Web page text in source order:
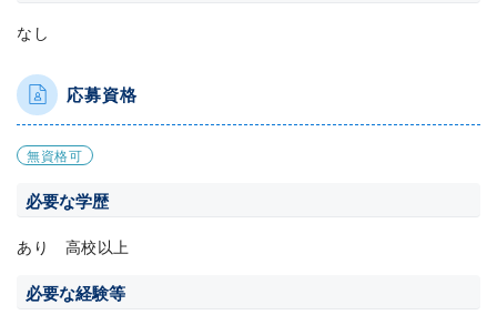
なし
応募資格
無資格可
必要な学歴
あり 高校以上
必要な経験等